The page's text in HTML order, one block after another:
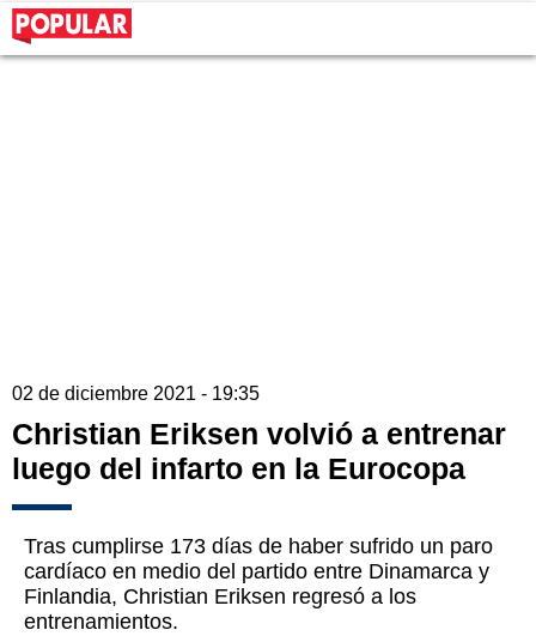
02 de diciembre 2021 - 19:35
Christian Eriksen volvió a entrenar
luego del infarto en la Eurocopa
Tras cumplirse 173 días de haber sufrido un paro
cardíaco en medio del partido entre Dinamarca y
Finlandia, Christian Eriksen regresó a los
entrenamientos.